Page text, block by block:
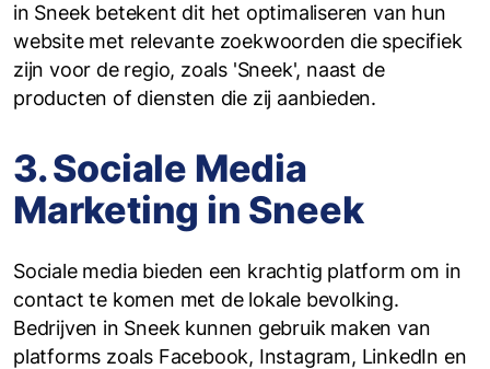
in Sneek betekent dit het optimaliseren van hun
website met relevante zoekwoorden die specifiek
zijn voor de regio, zoals 'Sneek', naast de
producten of diensten die zij aanbieden.
3. Sociale Media
Marketing in Sneek
Sociale media bieden een krachtig platform om in
contact te komen met de lokale bevolking.
Bedrijven in Sneek kunnen gebruik maken van
platforms zoals Facebook, Instagram, LinkedIn en